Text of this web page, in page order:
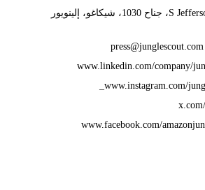
العنوان: 328 S Jefferson St، جناح 1030، شيكاغو، إلينويور